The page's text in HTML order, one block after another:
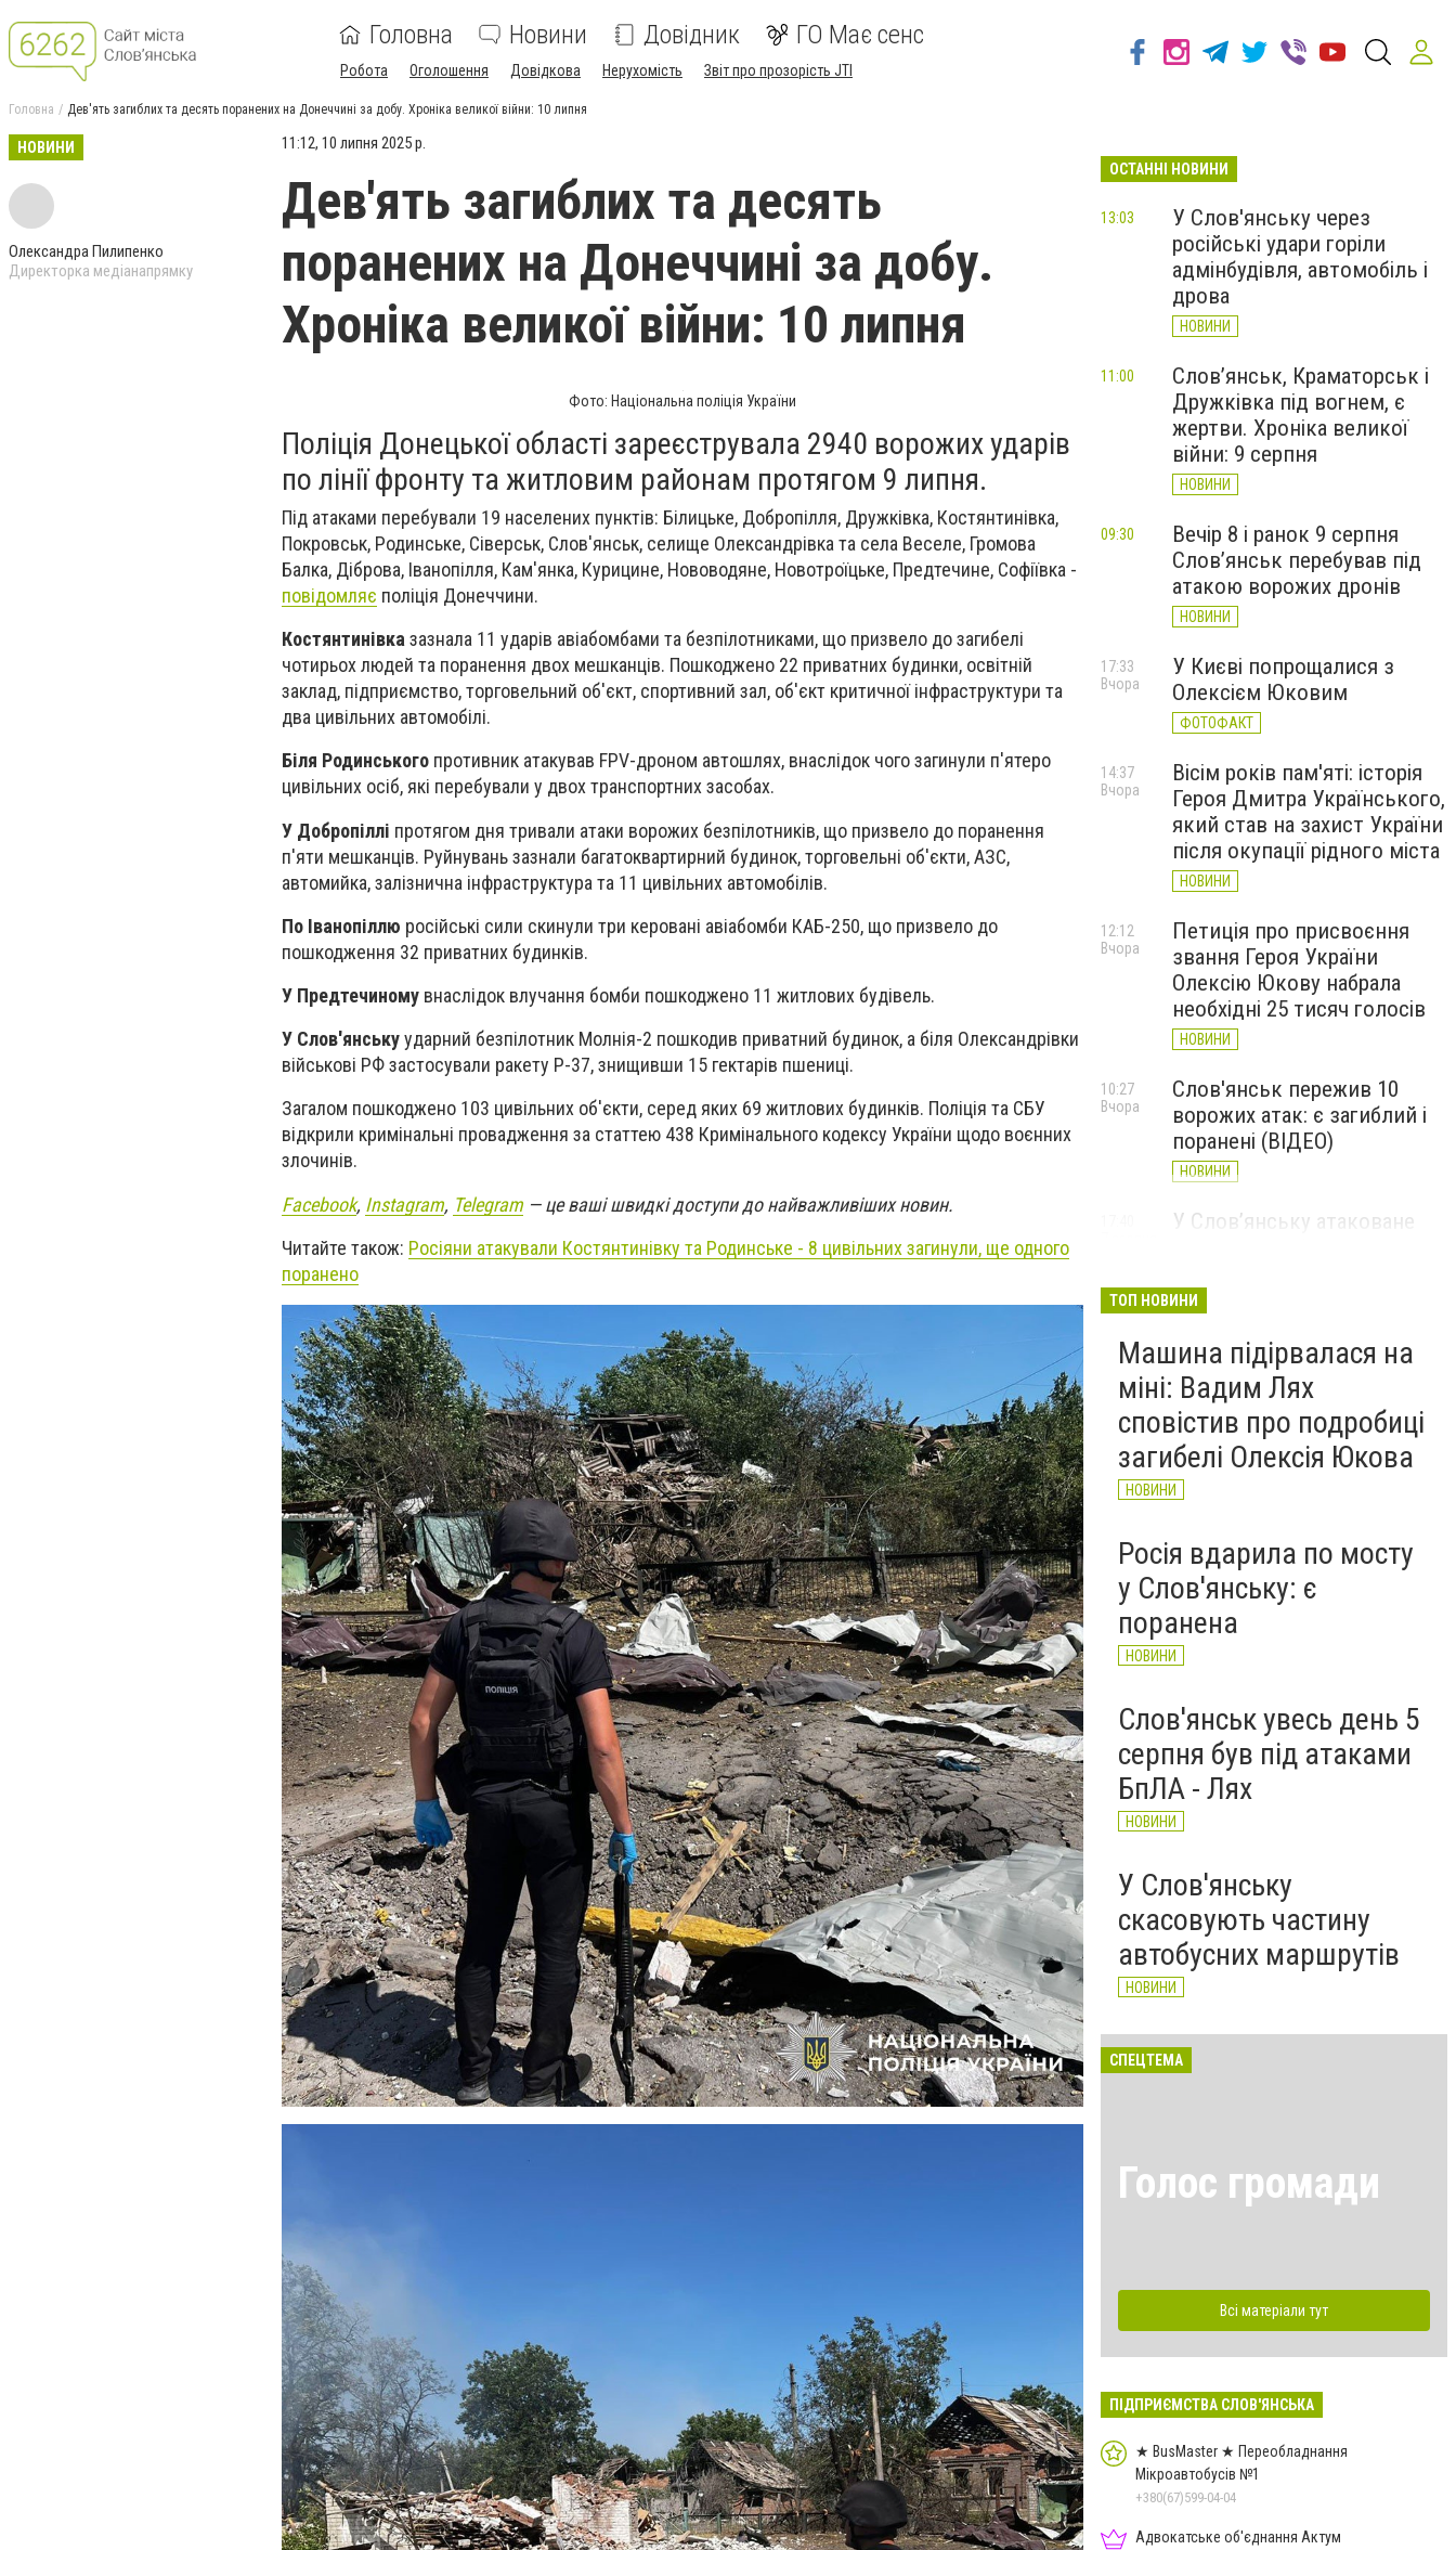
Головна Новини Довідник ГО Має сенс
Робота Оголошення Довідкова Нерухомість Звіт про прозорість JTI
Головна Дев'ять загиблих та десять поранених на Донеччині за добу. Хроніка великої війни: 10 липня
НОВИНИ
Олександра Пилипенко
Директорка медіанапрямку
11:12, 10 липня 2025 р.
Дев'ять загиблих та десять
поранених на Донеччині за добу.
Хроніка великої війни: 10 липня
Фото: Національна поліція України
Поліція Донецької області зареєструвала 2940 ворожих ударів
по лінії фронту та житловим районам протягом 9 липня.
Під атаками перебували 19 населених пунктів: Білицьке, Добропілля, Дружківка, Костянтинівка,
Покровськ, Родинське, Сіверськ, Слов'янськ, селище Олександрівка та села Веселе, Громова
Балка, Діброва, Іванопілля, Кам'янка, Курицине, Нововодяне, Новотроїцьке, Предтечине, Софіївка -
повідомляє поліція Донеччини.
Костянтинівка зазнала 11 ударів авіабомбами та безпілотниками, що призвело до загибелі
чотирьох людей та поранення двох мешканців. Пошкоджено 22 приватних будинки, освітній
заклад, підприємство, торговельний об'єкт, спортивний зал, об'єкт критичної інфраструктури та
два цивільних автомобілі.
Біля Родинського противник атакував FPV-дроном автошлях, внаслідок чого загинули п'ятеро
цивільних осіб, які перебували у двох транспортних засобах.
У Добропіллі протягом дня тривали атаки ворожих безпілотників, що призвело до поранення
п'яти мешканців. Руйнувань зазнали багатоквартирний будинок, торговельні об'єкти, АЗС,
автомийка, залізнична інфраструктура та 11 цивільних автомобілів.
По Іванопіллю російські сили скинули три керовані авіабомби КАБ-250, що призвело до
пошкодження 32 приватних будинків.
У Предтечиному внаслідок влучання бомби пошкоджено 11 житлових будівель.
У Слов'янськуударний безпілотник Молнія-2 пошкодив приватний будинок, а біля Олександрівки
військові РФ застосували ракету Р-37, знищивши 15 гектарів пшениці.
Загалом пошкоджено 103 цивільних об'єкти, серед яких 69 житлових будинків. Поліція та СБУ
відкрили кримінальні провадження за статтею 438 Кримінального кодексу України щодо воєнних
злочинів.
Facebook, Instagram, Telegram — це ваші швидкі доступи до найважливіших новин.
Читайте також: Росіяни атакували Костянтинівку та Родинське - 8 цивільних загинули, ще одного
поранено
ОСТАННІ НОВИНИ
У Слов'янську через
російські удари горіли
адмінбудівля, автомобіль і
дрова
НОВИНИ
13:03
Слов’янськ, Краматорськ і
Дружківка під вогнем, є
жертви. Хроніка великої
війни: 9 серпня
НОВИНИ
11:00
Вечір 8 і ранок 9 серпня
Слов’янськ перебував під
атакою ворожих дронів
НОВИНИ
09:30
У Києві попрощалися з
Олексієм Юковим
ФОТОФАКТ
17:33
Вчора
Вісім років пам'яті: історія
Героя Дмитра Українського,
який став на захист України
після окупації рідного міста
НОВИНИ
14:37
Вчора
Петиція про присвоєння
звання Героя України
Олексію Юкову набрала
необхідні 25 тисяч голосів
НОВИНИ
12:12
Вчора
Слов'янськ пережив 10
ворожих атак: є загиблий і
поранені (ВІДЕО)
НОВИНИ
10:27
Вчора
У Слов’янську атаковане
НОВИНИ
ТОП НОВИНИ
Машина підірвалася на
міні: Вадим Лях
сповістив про подробиці
загибелі Олексія Юкова
НОВИНИ
Росія вдарила по мосту
у Слов'янську: є
поранена
НОВИНИ
Слов'янськ увесь день 5
серпня був під атаками
БпЛА - Лях
НОВИНИ
У Слов'янську
скасовують частину
автобусних маршрутів
НОВИНИ
СПЕЦТЕМА
Голос громади
Всі матеріали тут
ПІДПРИЄМСТВА СЛОВ'ЯНСЬКА
★ BusMaster ★ Переобладнання
Мікроавтобусів №1
+380(67)599-04-04
Адвокатське об'єднання Актум